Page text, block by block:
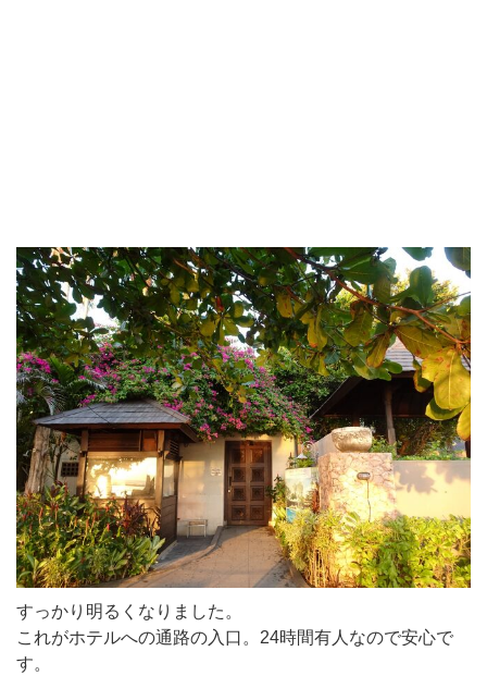
すっかり明るくなりました。
これがホテルへの通路の入口。24時間有人なので安心で
す。